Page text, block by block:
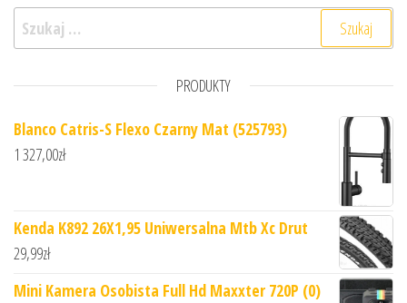
Szukaj:
PRODUKTY
Blanco Catris-S Flexo Czarny Mat (525793)
1 327,00zł
Kenda K892 26X1,95 Uniwersalna Mtb Xc Drut
29,99zł
Mini Kamera Osobista Full Hd Maxxter 720P (0)